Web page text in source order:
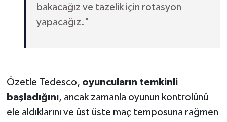
bakacağız ve tazelik için rotasyon
yapacağız."
Özetle Tedesco, oyuncuların temkinli
başladığını, ancak zamanla oyunun kontrolünü
ele aldıklarını ve üst üste maç temposuna rağmen